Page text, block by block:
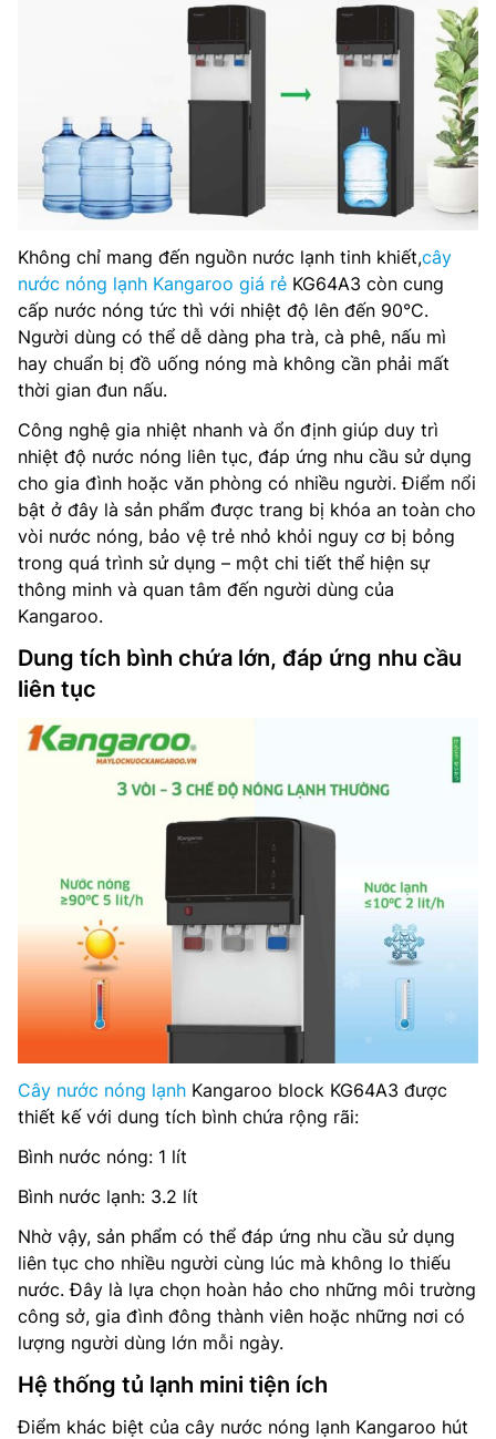
Không chỉ mang đến nguồn nước lạnh tinh khiết,cây
nước nóng lạnh Kangaroo giá rẻ KG64A3 còn cung
cấp nước nóng tức thì với nhiệt độ lên đến 90°C.
Người dùng có thể dễ dàng pha trà, cà phê, nấu mì
hay chuẩn bị đồ uống nóng mà không cần phải mất
thời gian đun nấu.
Công nghệ gia nhiệt nhanh và ổn định giúp duy trì
nhiệt độ nước nóng liên tục, đáp ứng nhu cầu sử dụng
cho gia đình hoặc văn phòng có nhiều người. Điểm nổi
bật ở đây là sản phẩm được trang bị khóa an toàn cho
vòi nước nóng, bảo vệ trẻ nhỏ khỏi nguy cơ bị bỏng
trong quá trình sử dụng – một chi tiết thể hiện sự
thông minh và quan tâm đến người dùng của
Kangaroo.
Dung tích bình chứa lớn, đáp ứng nhu cầu
liên tục
Cây nước nóng lạnh Kangaroo block KG64A3 được
thiết kế với dung tích bình chứa rộng rãi:
Bình nước nóng: 1 lít
Bình nước lạnh: 3.2 lít
Nhờ vậy, sản phẩm có thể đáp ứng nhu cầu sử dụng
liên tục cho nhiều người cùng lúc mà không lo thiếu
nước. Đây là lựa chọn hoàn hảo cho những môi trường
công sở, gia đình đông thành viên hoặc những nơi có
lượng người dùng lớn mỗi ngày.
Hệ thống tủ lạnh mini tiện ích
Điểm khác biệt của cây nước nóng lạnh Kangaroo hút